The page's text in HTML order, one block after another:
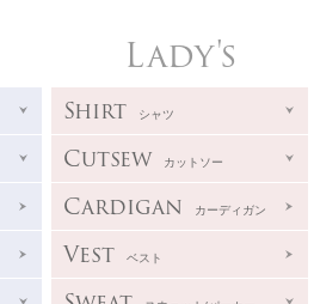
Lady's
Shirt シャツ
Cutsew カットソー
Cardigan カーディガン
Vest ベスト